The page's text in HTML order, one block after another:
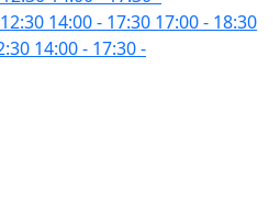
14:00 - 17:30 17:00 - 18:30
14:00 - 17:30-